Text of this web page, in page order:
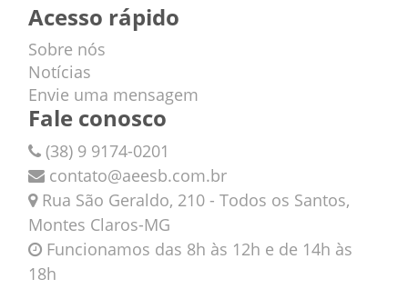
Acesso rápido
Sobre nós
Notícias
Envie uma mensagem
Fale conosco
(38) 9 9174-0201
contato@aeesb.com.br
Rua São Geraldo, 210 - Todos os Santos,
Montes Claros-MG
Funcionamos das 8h às 12h e de 14h às
18h